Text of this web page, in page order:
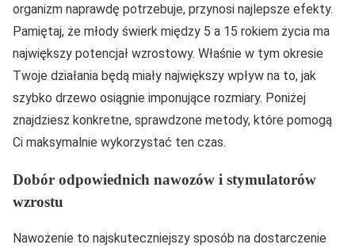
organizm naprawdę potrzebuje, przynosi najlepsze efekty.
Pamiętaj, że młody świerk między 5 a 15 rokiem życia ma
największy potencjał wzrostowy. Właśnie w tym okresie
Twoje działania będą miały największy wpływ na to, jak
szybko drzewo osiągnie imponujące rozmiary. Poniżej
znajdziesz konkretne, sprawdzone metody, które pomogą
Ci maksymalnie wykorzystać ten czas.
Dobór odpowiednich nawozów i stymulatorów
wzrostu
Nawożenie to najskuteczniejszy sposób na dostarczenie